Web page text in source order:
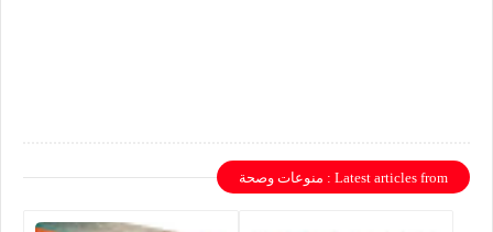
Latest articles from : منوعات وصحة